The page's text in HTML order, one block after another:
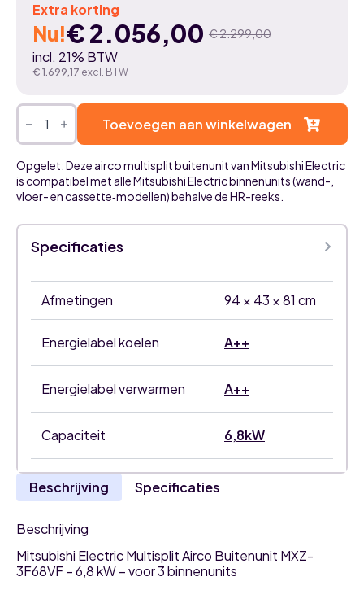
Extra korting
Nu! €2.299,00
Oorspronkelijke
prijs
was:
€ 2.299,00.
€2.056,00
Huidige
prijs
is:
€ 2.056,00.
incl. 21% BTW
€ 1.699,17 excl. BTW
Mitsubishi
Electric
MXZ-
3F68VF
-
6,8kW
-
Multisplit
buitenunit
Aansluiting
binnenunits
aantal
Toevoegen aan winkelwagen
Opgelet: Deze airco multisplit buitenunit van Mitsubishi Electric
is compatibel met alle Mitsubishi Electric binnenunits (wand-,
vloer- en cassette‑modellen) behalve de HR-reeks.
Specificaties
Afmetingen 94 × 43 × 81 cm
Energielabel koelen A++
Energielabel verwarmen A++
Capaciteit 6,8kW
Beschrijving Specificaties
Beschrijving
Mitsubishi Electric Multisplit Airco Buitenunit MXZ-
3F68VF – 6,8 kW – voor 3 binnenunits